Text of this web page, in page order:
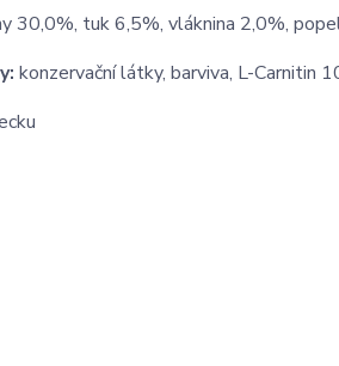
30,0%, tuk 6,5%, vláknina 2,0%,
konzervační látky, barviva, L-Carnitin